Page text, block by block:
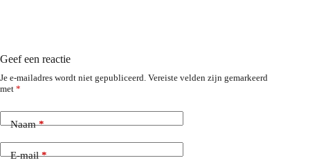
Geef een reactie
Je e-mailadres wordt niet gepubliceerd. Vereiste velden zijn gemarkeerd
met *
Naam*
E-mail*